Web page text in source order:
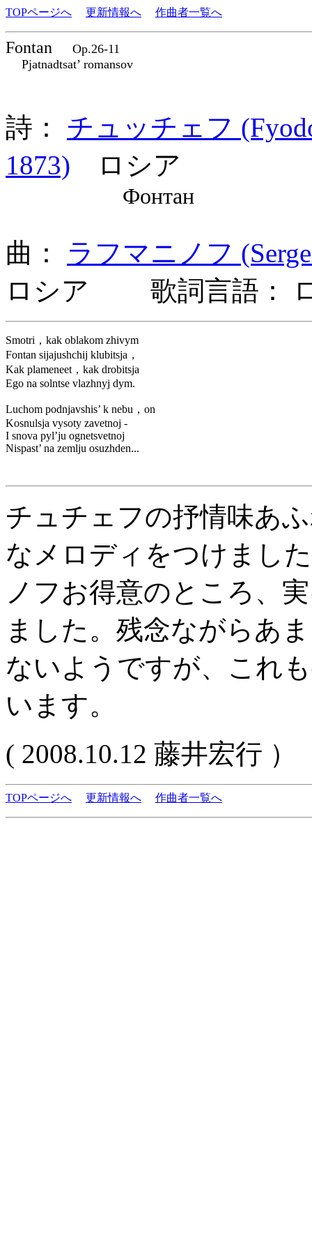
TOPページへ 更新情報へ 作曲者一覧へ
Fontan
Op.26-11
Pjatnadtsat’ romansov
詩： チュッチェフ
1873) ロシア
Фонтан
曲： ラフマニノフ
ロシア 歌詞言語：
Smotri，kak oblakom zhivym
Fontan sijajushchij klubitsja，
Kak plameneet，kak drobitsja
Ego na solntse vlazhnyj dym.
Luchom podnjavshis’ k nebu，on
Kosnulsja vysoty zavetnoj -
I snova pyl’ju ognetsvetnoj
Nispast’ na zemlju osuzhden...
チュチェフの抒情味あ
なメロディをつけまし
ノフお得意のところ、
ました。残念ながらあ
ないようですが、これ
います。
( 2008.10.12 藤井宏行 ）
TOPページへ 更新情報へ 作曲者一覧へ